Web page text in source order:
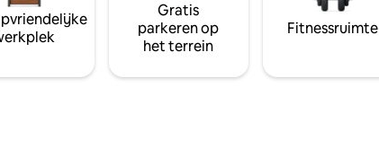
Gratis
parkeren op
het terrein
Fitnessruimte